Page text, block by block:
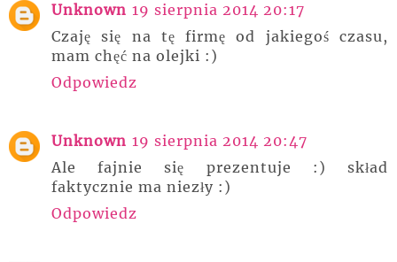
Unknown 19 sierpnia 2014 20:17
Czaję się na tę firmę od jakiegoś czasu,
mam chęć na olejki :)
Odpowiedz
Unknown 19 sierpnia 2014 20:47
Ale fajnie się prezentuje :) skład
faktycznie ma niezły :)
Odpowiedz